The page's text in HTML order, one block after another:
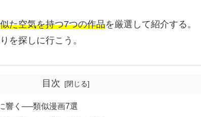
似た空気を持つ7つの作品を厳選して紹介する。
を探しに行こう。
目次
響く──類似漫画7選